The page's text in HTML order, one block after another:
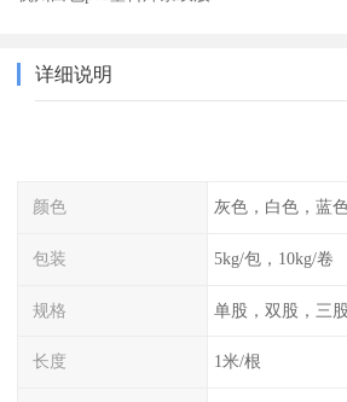
详细说明
颜色 灰色，白色，蓝
包装 5kg/包，10kg/卷
规格 单股，双股，三股
长度 1米/根